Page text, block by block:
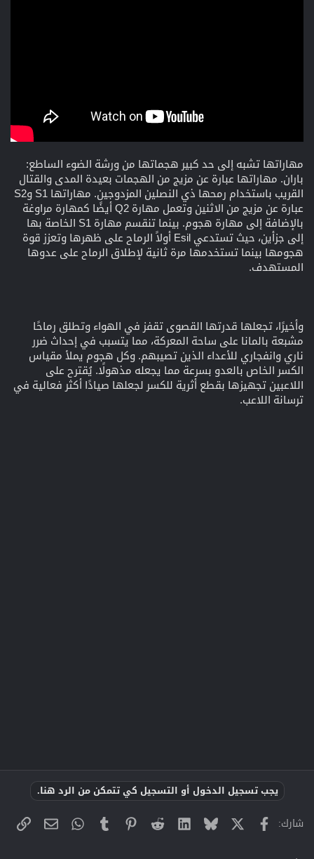
مهاراتها تشبه إلى حد كبير هجماتها من ورشة الضوء الساطع:
باران. مهاراتها عبارة عن مزيج من الهجمات بعيدة المدى والقتال
القريب باستخدام رمحها ذي النصلين المزدوجين. مهاراتها S1 وS2
عبارة عن مزيج من الاثنين وتعمل مهارة Q2 أيضًا كمهارة مراوغة
بالإضافة إلى مهارة هجوم. بينما تنقسم مهارة S1 الخاصة بها
إلى جزأين، حيث تستدعي Esil أولاً الرماح على ظهرها وتعزز قوة
هجومها بينما تستخدمها مرة ثانية لإطلاق الرماح على عدوها
المستهدف.
وأخيرًا، تجعلها قدرتها القصوى تقفز في الهواء وتطلق رماحًا
مشبعة بالمانا على ساحة المعركة، مما يتسبب في إحداث ضرر
ناري وانفجاري للأعداء الذين تصيبهم. وكل هجوم يملأ مقياس
الكسر الخاص بالعدو بسرعة مما يجعله مذهولًا. يُقترح على
اللاعبين تجهيزها بقطع أثرية للكسر لجعلها صيادًا أكثر فعالية في
ترسانة اللاعب.
يجب تسجيل الدخول أو التسجيل كي تتمكن من الرد هنا.
شارك: فيسبوك Bluesky
LinkedIn
Reddit
Pinterest
Tumblr
WhatsApp
البريد